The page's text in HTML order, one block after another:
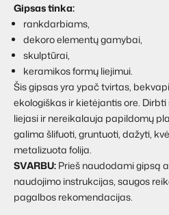
Gipsas tinka:
rankdarbiams,
dekoro elementų gamybai,
skulptūrai,
keramikos formų liejimui.
Šis gipsas yra ypač tvirtas,
ekologiškas ir kietėjantis ore. Dirbti
liejasi ir nereikalauja papildomų
galima šlifuoti, gruntuoti, dažyti,
metalizuota folija.
SVARBU: Prieš naudodami gipsą
naudojimo instrukcijas, saugos
pagalbos rekomendacijas.